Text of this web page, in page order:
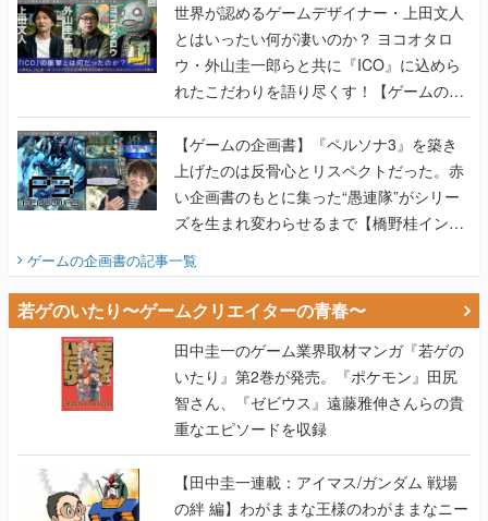
世界が認めるゲームデザイナー・上田文人
とはいったい何が凄いのか？ ヨコオタロ
ウ・外山圭一郎らと共に『ICO』に込めら
れたこだわりを語り尽くす！【ゲームの企
画書】
【ゲームの企画書】『ペルソナ3』を築き
上げたのは反骨心とリスペクトだった。赤
い企画書のもとに集った“愚連隊”がシリー
ズを生まれ変わらせるまで【橋野桂インタ
ビュー】
ゲームの企画書の記事一覧
若ゲのいたり〜ゲームクリエイターの青春〜
田中圭一のゲーム業界取材マンガ『若ゲの
いたり』第2巻が発売。『ポケモン』田尻
智さん、『ゼビウス』遠藤雅伸さんらの貴
重なエピソードを収録
【田中圭一連載：アイマス/ガンダム 戦場
の絆 編】わがままな王様のわがままなニー